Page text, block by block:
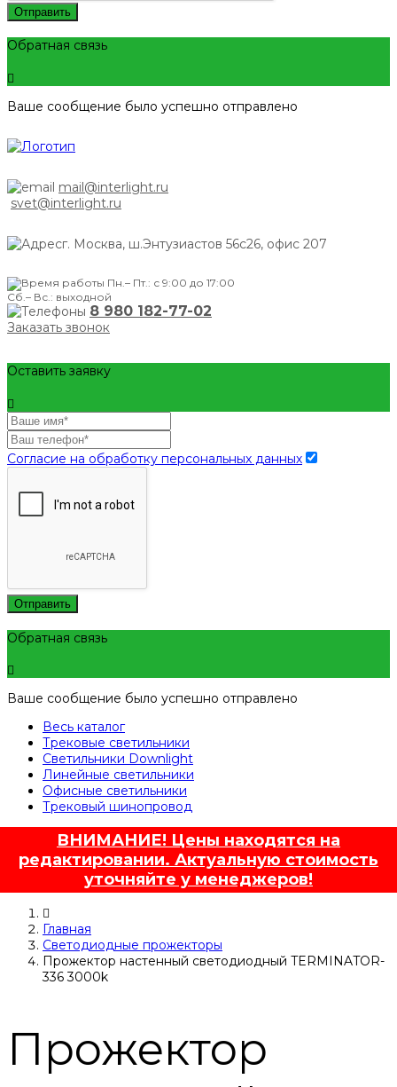
Отправить
Обратная связь
Ваше сообщение было успешно отправлено
mail@interlight.ru
svet@interlight.ru
г. Москва, ш.Энтузиастов 56с26, офис 207
Пн.– Пт.: с 9:00 до 17:00
Сб.– Вс.: выходной
8 980 182-77-02
Заказать звонок
Оставить заявку
Согласие на обработку персональных данных
Отправить
Обратная связь
Ваше сообщение было успешно отправлено
Весь каталог
Трековые светильники
Светильники Downlight
Линейные светильники
Офисные светильники
Трековый шинопровод
ВНИМАНИЕ! Цены находятся на
редактировании. Актуальную стоимость
уточняйте у менеджеров!
Главная
Светодиодные прожекторы
Прожектор настенный светодиодный TERMINATOR-
336 3000k
Прожектор